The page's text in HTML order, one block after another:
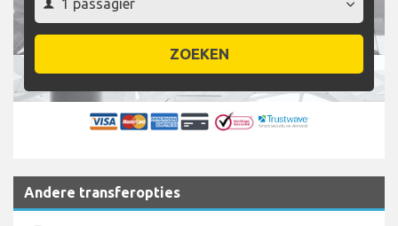
ZOEKEN
Andere transferopties